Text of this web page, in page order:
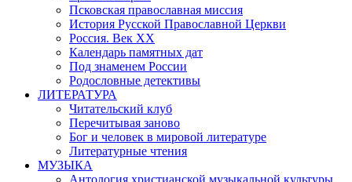
Псковская православная миссия
История Русской Православной Церкви
Россия. Век ХХ
Календарь памятных дат
Под знаменем России
Родословные детективы
ЛИТЕРАТУРА
Читательский клуб
Перечитывая заново
Бог и человек в мировой литературе
Литературные чтения
МУЗЫКА
Антология христианской музыкальной культуры